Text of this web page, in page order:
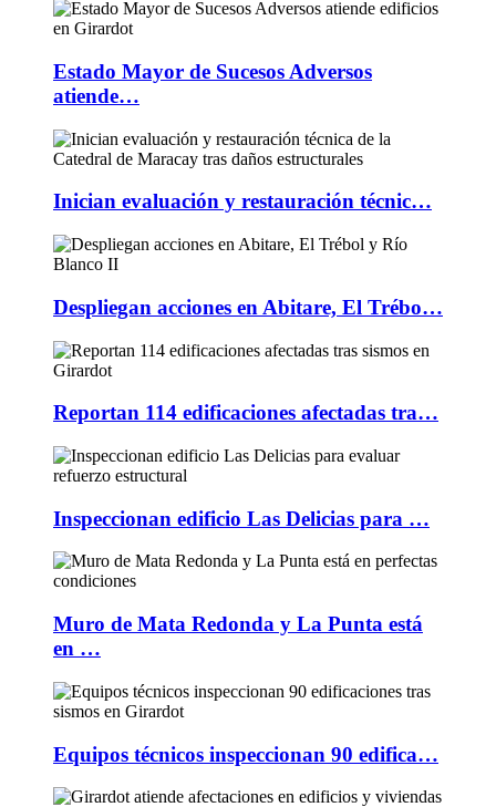
Estado Mayor de Sucesos Adversos
atiende…
Inician evaluación y restauración técnic…
Despliegan acciones en Abitare, El Trébo…
Reportan 114 edificaciones afectadas tra…
Inspeccionan edificio Las Delicias para …
Muro de Mata Redonda y La Punta está
en …
Equipos técnicos inspeccionan 90 edifica…